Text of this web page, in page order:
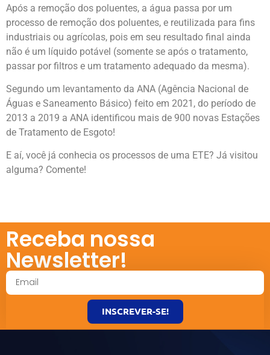
Após a remoção dos poluentes, a água passa por um
processo de remoção dos poluentes, e reutilizada para fins
industriais ou agrícolas, pois em seu resultado final ainda
não é um líquido potável (somente se após o tratamento,
passar por filtros e um tratamento adequado da mesma).
Segundo um levantamento da ANA (Agência Nacional de
Águas e Saneamento Básico) feito em 2021, do período de
2013 a 2019 a ANA identificou mais de 900 novas Estações
de Tratamento de Esgoto!
E aí, você já conhecia os processos de uma ETE? Já visitou
alguma? Comente!
Receba nossa
Newsletter!
INSCREVER-SE!